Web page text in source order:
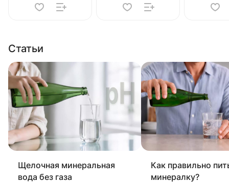
Статьи
Щелочная минеральная
вода без газа
Как правильно
минералку?